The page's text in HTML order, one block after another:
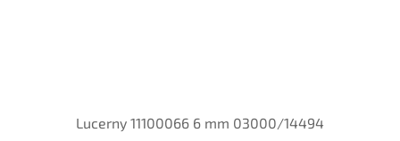
Lucerny 11100066 6 mm 03000/14494